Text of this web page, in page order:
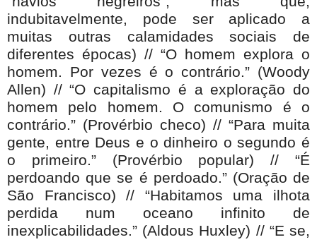
indubitavelmente, pode ser aplicado a
muitas outras calamidades sociais de
diferentes épocas) // “O homem explora o
homem. Por vezes é o contrário.” (Woody
Allen) // “O capitalismo é a exploração do
homem pelo homem. O comunismo é o
contrário.” (Provérbio checo) // “Para muita
gente, entre Deus e o dinheiro o segundo é
o primeiro.” (Provérbio popular) // “É
perdoando que se é perdoado.” (Oração de
São Francisco) // “Habitamos uma ilhota
perdida num oceano infinito de
inexplicabilidades.” (Aldous Huxley) // “E se,